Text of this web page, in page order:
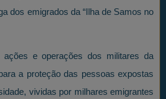
dos emigrados da “Ilha de Samos no
ações e operações dos militares da
a proteção das pessoas expostas
vividas por milhares emigrantes